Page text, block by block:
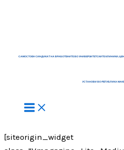
САМОСТОЕН СИНДИКАТ НА ВРАБОТЕНИТЕ ВО УНИВЕРЗИТЕТСКИТЕ КЛИНИКИ,
УСТАНОВИ ВО РЕПУБЛИКА
[siteorigin_widget